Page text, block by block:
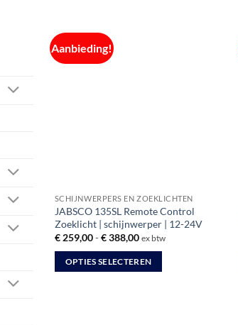
Aanbieding!
SCHIJNWERPERS EN ZOEKLICHTEN
JABSCO 135SL Remote Control
Zoeklicht | schijnwerper | 12-24V
€259,00-€388,00Prijsklasse:
tot
€ 388,00
ex btw
OPTIES SELECTEREN